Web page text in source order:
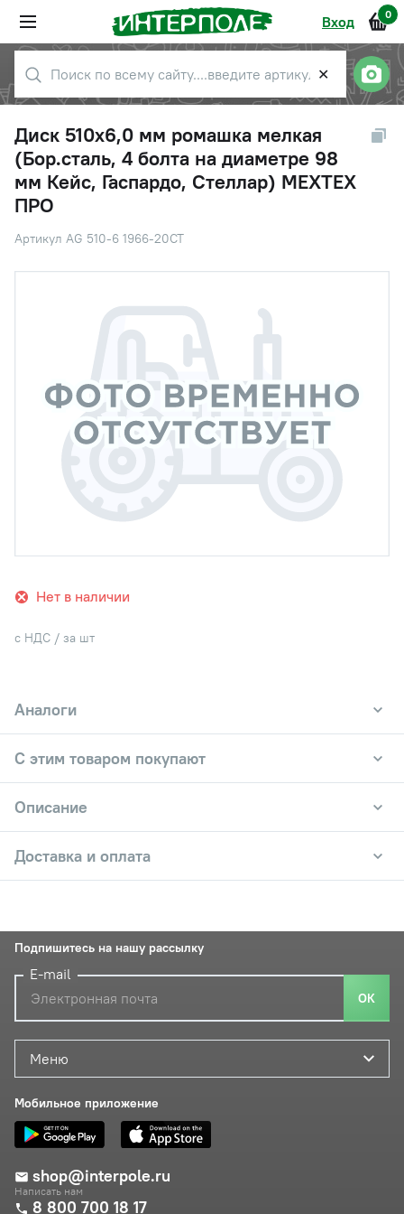
Вход 0
✕
Диск 510х6,0 мм ромашка мелкая
(Бор.сталь, 4 болта на диаметре 98
мм Кейс, Гаспардо, Стеллар) МЕХТЕХ
ПРО
Артикул AG 510-6 1966-20CT
Нет в наличии
с НДС / за шт
Аналоги
С этим товаром покупают
Описание
Доставка и оплата
Меню
Мобильное приложение
shop@interpole.ru
Написать нам
8 800 700 18 17
Подпишитесь на нашу рассылку
E-mail
ОК